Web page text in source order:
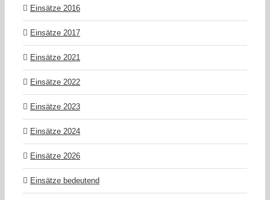
Einsätze 2016
Einsätze 2017
Einsätze 2021
Einsätze 2022
Einsätze 2023
Einsätze 2024
Einsätze 2026
Einsätze bedeutend